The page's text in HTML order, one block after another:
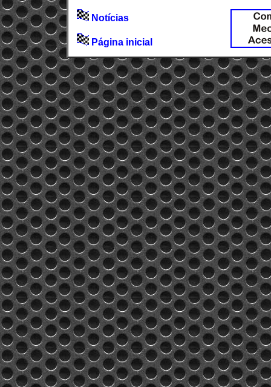
Notícias
Página inicial